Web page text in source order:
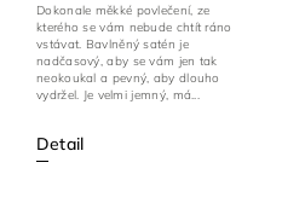
Detail
Dokonale měkké povlečení, ze
kterého se vám nebude chtít ráno
vstávat. Bavlněný satén je
nadčasový, aby se vám jen tak
neokoukal a pevný, aby dlouho
vydržel. Je velmi jemný, má...